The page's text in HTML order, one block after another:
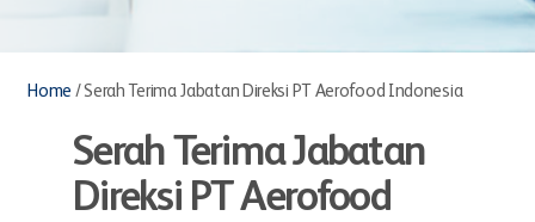
Home /Serah Terima Jabatan Direksi PT Aerofood Indonesia
Serah Terima Jabatan
Direksi PT Aerofood